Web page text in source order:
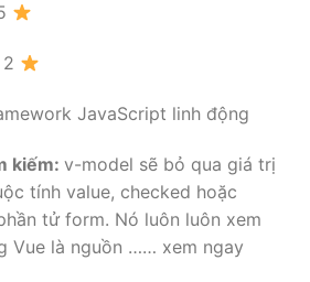
2
JavaScript linh động
kiếm: v-model sẽ bỏ qua giá trị
tính value, checked hoặc
tử form. Nó luôn luôn xem
Vue là nguồn …… xem ngay